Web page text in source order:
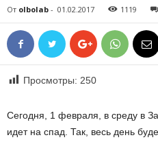
От olbolab - 01.02.2017 1119
Просмотры: 250
Сегодня, 1 февраля, в среду в
идет на спад. Так, весь день